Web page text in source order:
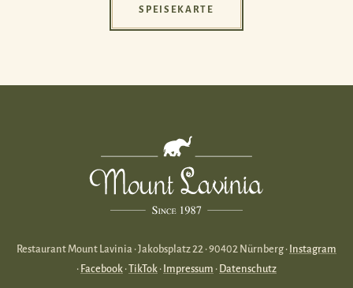
SPEISEKARTE
Restaurant Mount Lavinia · Jakobsplatz 22 · 90402 Nürnberg · Instagram
· Facebook ·TikTok · Impressum · Datenschutz